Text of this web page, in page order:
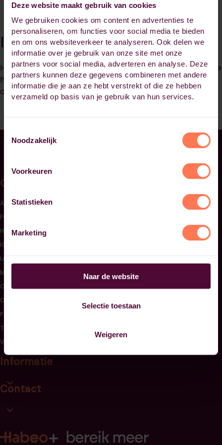
Deze website maakt gebruik van cookies
We gebruiken cookies om content en advertenties te
personaliseren, om functies voor social media te bieden
en om ons websiteverkeer te analyseren. Ook delen we
informatie over je gebruik van onze site met onze
partners voor social media, adverteren en analyse. Deze
partners kunnen deze gegevens combineren met andere
informatie die je aan ze hebt verstrekt of die ze hebben
verzameld op basis van je gebruik van hun services.
Toestemmingsselectie
Noodzakelijk
Voorkeuren
Statistieken
Marketing
Naar de website
Selectie toestaan
Weigeren
Inloggen op Brightspace
Heb je geen email met inloggegevens gekregen of ben je
hem kwijt? Neem dan contact op met de
opleidingscoördinator of manager van jouw opleiding.
Opleidingen
Sluiten opleidingscategorieën link lijst
Accountancy, Finance & Control
Fysiotherapie
HRM
ICT
Laboratoriumtechniek
Management & Bedrijfskunde
Onderwijs & Kinderopvang
Overig
Personal & Corporate Finance
Techniek & Bouw
Verpleegkunde & Welzijn
Informatie
Open informatie link lijst
Contact
Open contact link lijst